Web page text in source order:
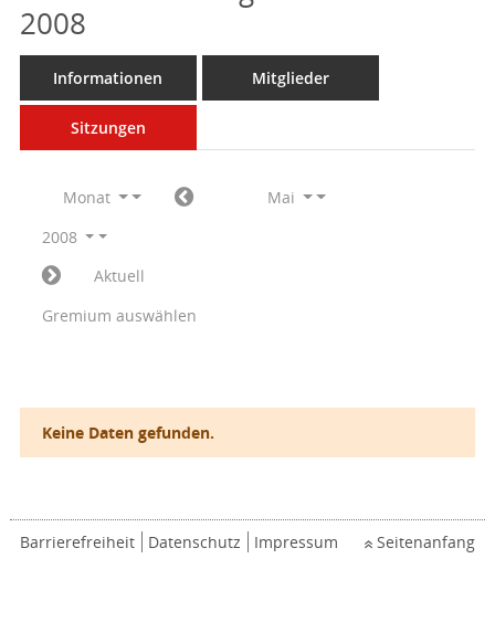
2008
Informationen Mitglieder
Sitzungen
Monat
Mai
2008
Aktuell
Gremium auswählen
Keine Daten gefunden.
Barrierefreiheit Datenschutz Impressum Seitenanfang